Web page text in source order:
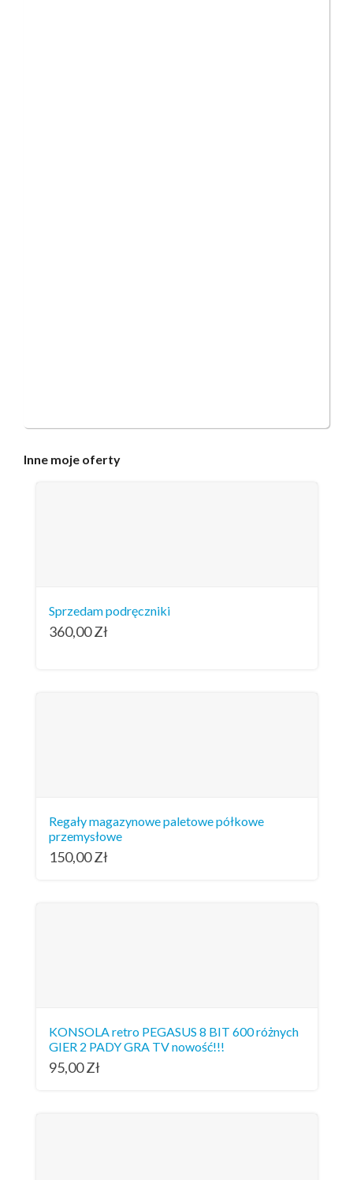
Inne moje oferty
Sprzedam podręczniki
360,00Zł
Regały magazynowe paletowe półkowe
przemysłowe
150,00Zł
KONSOLA retro PEGASUS 8 BIT 600 różnych
GIER 2 PADY GRA TV nowość!!!
95,00Zł